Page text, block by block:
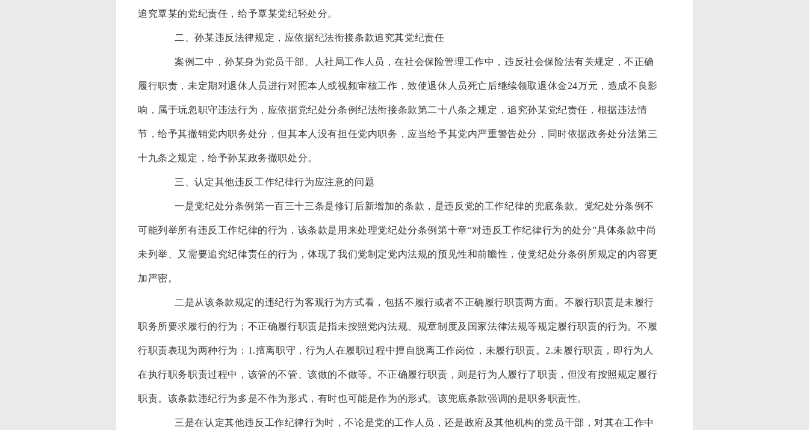
追究覃某的党纪责任，给予覃某党纪轻处分。
二、孙某违反法律规定，应依据纪法衔接条款追究其党纪责任
案例二中，孙某身为党员干部、人社局工作人员，在社会保险管理工作中，违反社会保险法有关规定，不正确
履行职责，未定期对退休人员进行对照本人或视频审核工作，致使退休人员死亡后继续领取退休金24万元，造成不良影
响，属于玩忽职守违法行为，应依据党纪处分条例纪法衔接条款第二十八条之规定，追究孙某党纪责任，根据违法情
节，给予其撤销党内职务处分，但其本人没有担任党内职务，应当给予其党内严重警告处分，同时依据政务处分法第三
十九条之规定，给予孙某政务撤职处分。
三、认定其他违反工作纪律行为应注意的问题
一是党纪处分条例第一百三十三条是修订后新增加的条款，是违反党的工作纪律的兜底条款。党纪处分条例不
可能列举所有违反工作纪律的行为，该条款是用来处理党纪处分条例第十章“对违反工作纪律行为的处分”具体条款中尚
未列举、又需要追究纪律责任的行为，体现了我们党制定党内法规的预见性和前瞻性，使党纪处分条例所规定的内容更
加严密。
二是从该条款规定的违纪行为客观行为方式看，包括不履行或者不正确履行职责两方面。不履行职责是未履行
职务所要求履行的行为；不正确履行职责是指未按照党内法规、规章制度及国家法律法规等规定履行职责的行为。不履
行职责表现为两种行为： 1.擅离职守，行为人在履职过程中擅自脱离工作岗位，未履行职责。2.未履行职责，即行为人
在执行职务职责过程中，该管的不管、该做的不做等。不正确履行职责，则是行为人履行了职责，但没有按照规定履行
职责。该条款违纪行为多是不作为形式，有时也可能是作为的形式。该兜底条款强调的是职务职责性。
三是在认定其他违反工作纪律行为时，不论是党的工作人员，还是政府及其他机构的党员干部，对其在工作中